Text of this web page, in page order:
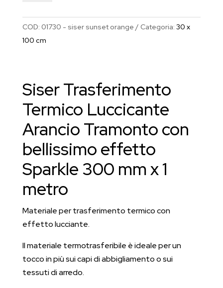
x
1
metro
quantità
COD: 01730 - siser sunset orange Categoria: 30 x
100 cm
Siser Trasferimento
Termico Luccicante
Arancio Tramonto con
bellissimo effetto
Sparkle 300 mm x 1
metro
Materiale per trasferimento termico con
effetto lucciante.
Il materiale termotrasferibile è ideale per un
tocco in più sui capi di abbigliamento o sui
tessuti di arredo.